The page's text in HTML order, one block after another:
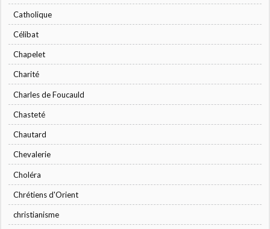
Catholique
Célibat
Chapelet
Charité
Charles de Foucauld
Chasteté
Chautard
Chevalerie
Choléra
Chrétiens d'Orient
christianisme